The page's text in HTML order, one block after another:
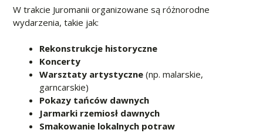
W trakcie Juromanii organizowane są różnorodne
wydarzenia, takie jak:
Rekonstrukcje historyczne
Koncerty
Warsztaty artystyczne (np. malarskie,
garncarskie)
Pokazy tańców dawnych
Jarmarki rzemiosł dawnych
Smakowanie lokalnych potraw